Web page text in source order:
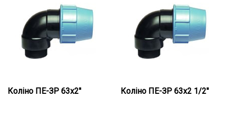
Коліно ПЕ-ЗР 63х2'' Коліно ПЕ-ЗР 63х2 1/2''